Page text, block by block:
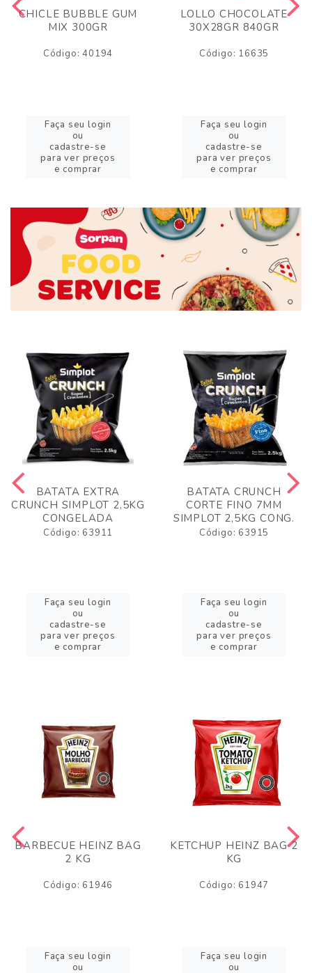
CHICLE BUBBLE GUM
MIX 300GR
Código: 40194
Faça seu login
ou
cadastre-se
para ver preços
e comprar
LOLLO CHOCOLATE
30X28GR 840GR
Código: 16635
Faça seu login
ou
cadastre-se
para ver preços
e comprar
BATATA EXTRA
CRUNCH SIMPLOT 2,5KG
CONGELADA
Código: 63911
Faça seu login
ou
cadastre-se
para ver preços
e comprar
BATATA CRUNCH
CORTE FINO 7MM
SIMPLOT 2,5KG CONG.
Código: 63915
Faça seu login
ou
cadastre-se
para ver preços
e comprar
BARBECUE HEINZ BAG
2 KG
Código: 61946
Faça seu login
ou
KETCHUP HEINZ BAG 2
KG
Código: 61947
Faça seu login
ou